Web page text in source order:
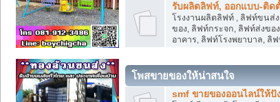
รับผลิตลิฟท์, ออกแบบ-ติด
โรงงานผลิตลิฟท์ , ลิฟท์ขนส่
ของ, ลิฟท์กระจก, ลิฟท์ส่งขอ
อาคาร, ลิฟท์โรงพยาบาล, ลิ
โพสขายของให้น่าสนใจ
smf ขายของออนไลน์ให้ปั